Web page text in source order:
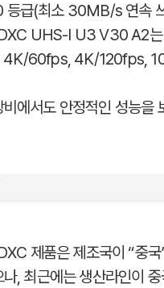
급(최소 30MB/s 연속 쓰
UHS-I U3 V30 A2
4K/60fps, 4K/120fps,
에서도 안정적인 성능을
제품은 제조국이 “중국
, 최근에는 생산라인이